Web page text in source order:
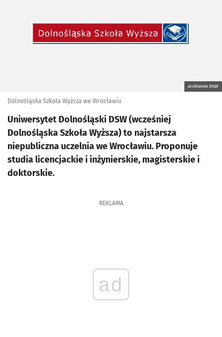
archiwum DSW
Dolnośląska Szkoła Wyższa we Wrocławiu
Uniwersytet Dolnośląski DSW (wcześniej
Dolnośląska Szkoła Wyższa) to najstarsza
niepubliczna uczelnia we Wrocławiu. Proponuje
studia licencjackie i inżynierskie, magisterskie i
doktorskie.
REKLAMA
ad